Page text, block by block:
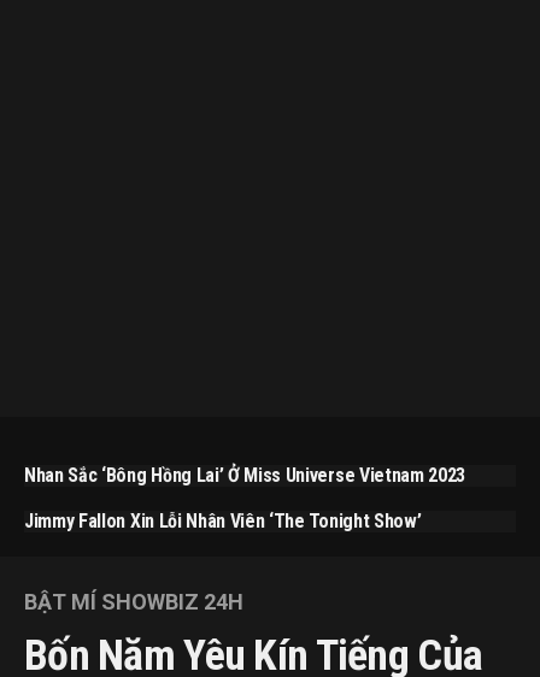
Nhan Sắc ‘bông Hồng Lai’ Ở Miss Universe Vietnam 2023
Jimmy Fallon Xin Lỗi Nhân Viên ‘The Tonight Show’
BẬT MÍ SHOWBIZ 24H
Bốn Năm Yêu Kín Tiếng Của